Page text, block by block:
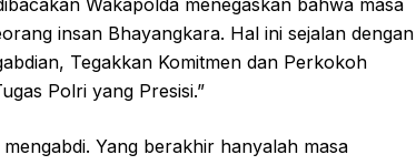
Wakapolda menegaskan bahwa masa
insan Bhayangkara. Hal ini sejalan dengan
Tegakkan Komitmen dan Perkokoh
Polri yang Presisi.”
Yang berakhir hanyalah masa